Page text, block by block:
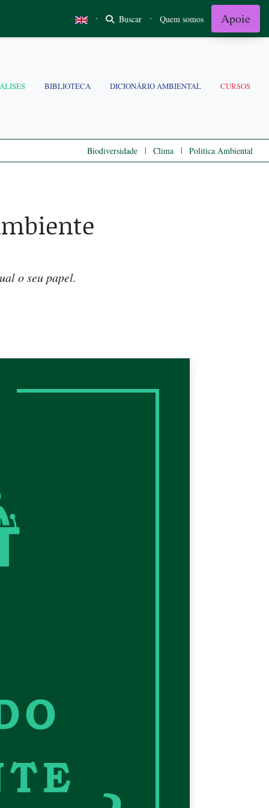
· Buscar · Quem somos Apoie
BIBLIOTECA DICIONÁRIO AMBIENTAL CURSOS
Biodiversidade | Clima | Politica Ambiental
o seu papel.